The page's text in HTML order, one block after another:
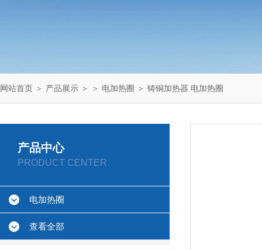
网站首页 ＞ 产品展示 ＞ ＞ 电加热圈 ＞ 铸铜加热器 电加热圈
产品中心
PRODUCT CENTER
电加热圈
查看全部